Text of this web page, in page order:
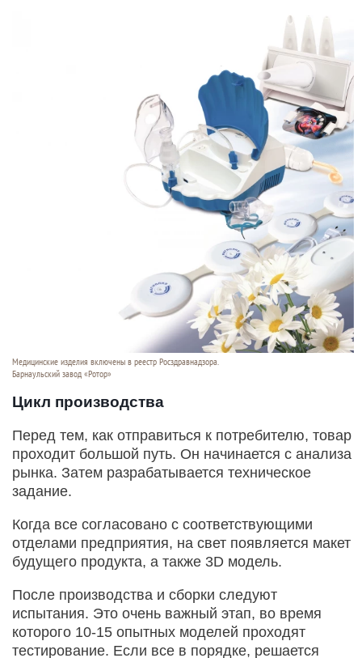
Медицинские изделия включены в реестр Росздравнадзора.
Барнаульский завод «Ротор»
Цикл производства
Перед тем, как отправиться к потребителю, товар
проходит большой путь. Он начинается с анализа
рынка. Затем разрабатывается техническое
задание.
Когда все согласовано с соответствующими
отделами предприятия, на свет появляется макет
будущего продукта, а также 3D модель.
После производства и сборки следуют
испытания. Это очень важный этап, во время
которого 10-15 опытных моделей проходят
тестирование. Если все в порядке, решается